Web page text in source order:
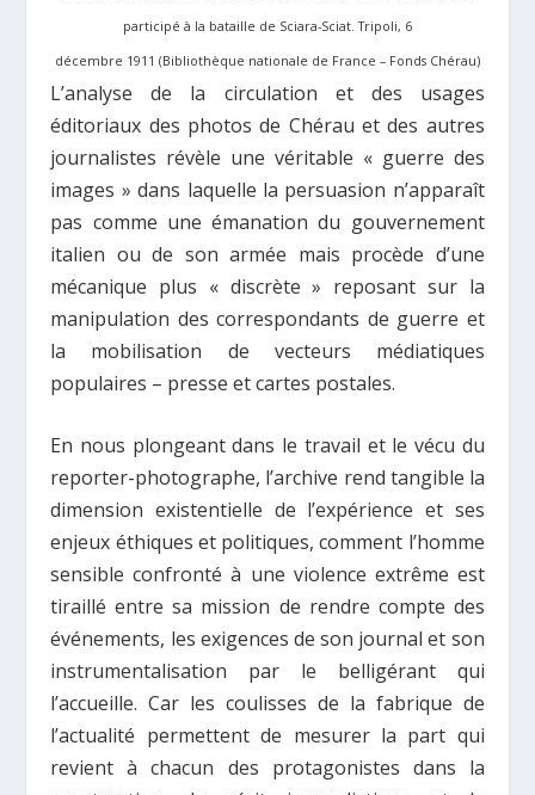
participé à la bataille de Sciara-Sciat. Tripoli, 6
décembre 1911 (Bibliothèque nationale de France – Fonds Chérau)
L’analyse de la circulation et des usages
éditoriaux des photos de Chérau et des autres
journalistes révèle une véritable « guerre des
images » dans laquelle la persuasion n’apparaît
pas comme une émanation du gouvernement
italien ou de son armée mais procède d’une
mécanique plus « discrète » reposant sur la
manipulation des correspondants de guerre et
la mobilisation de vecteurs médiatiques
populaires – presse et cartes postales.
En nous plongeant dans le travail et le vécu du
reporter-photographe, l’archive rend tangible la
dimension existentielle de l’expérience et ses
enjeux éthiques et politiques, comment l’homme
sensible confronté à une violence extrême est
tiraillé entre sa mission de rendre compte des
événements, les exigences de son journal et son
instrumentalisation par le belligérant qui
l’accueille. Car les coulisses de la fabrique de
l’actualité permettent de mesurer la part qui
revient à chacun des protagonistes dans la